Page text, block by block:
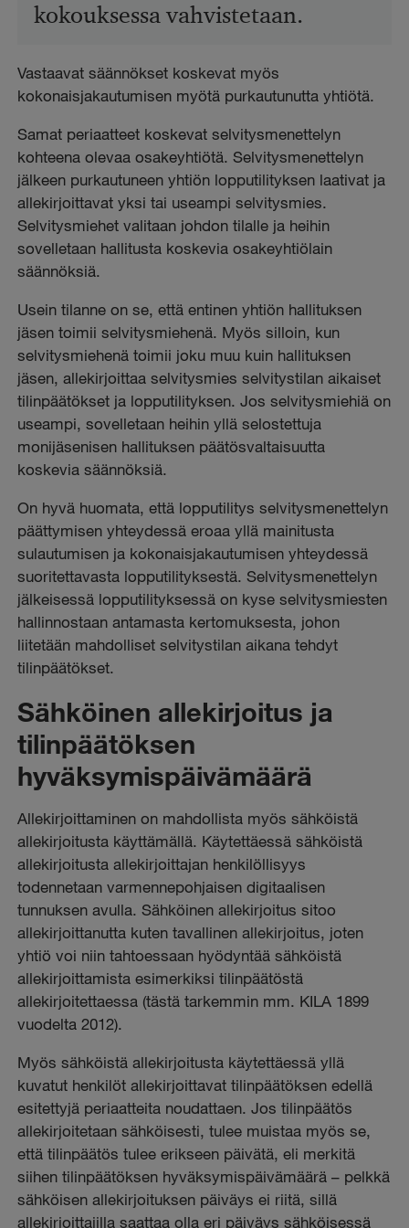
kokouksessa vahvistetaan.
Vastaavat säännökset koskevat myös
kokonaisjakautumisen myötä purkautunutta yhtiötä.
Samat periaatteet koskevat selvitysmenettelyn
kohteena olevaa osakeyhtiötä. Selvitysmenettelyn
jälkeen purkautuneen yhtiön lopputilityksen laativat ja
allekirjoittavat yksi tai useampi selvitysmies.
Selvitysmiehet valitaan johdon tilalle ja heihin
sovelletaan hallitusta koskevia osakeyhtiölain
säännöksiä.
Usein tilanne on se, että entinen yhtiön hallituksen
jäsen toimii selvitysmiehenä. Myös silloin, kun
selvitysmiehenä toimii joku muu kuin hallituksen
jäsen, allekirjoittaa selvitysmies selvitystilan aikaiset
tilinpäätökset ja lopputilityksen. Jos selvitysmiehiä on
useampi, sovelletaan heihin yllä selostettuja
monijäsenisen hallituksen päätösvaltaisuutta
koskevia säännöksiä.
On hyvä huomata, että lopputilitys selvitysmenettelyn
päättymisen yhteydessä eroaa yllä mainitusta
sulautumisen ja kokonaisjakautumisen yhteydessä
suoritettavasta lopputilityksestä. Selvitysmenettelyn
jälkeisessä lopputilityksessä on kyse selvitysmiesten
hallinnostaan antamasta kertomuksesta, johon
liitetään mahdolliset selvitystilan aikana tehdyt
tilinpäätökset.
Sähköinen allekirjoitus ja
tilinpäätöksen
hyväksymispäivämäärä
Allekirjoittaminen on mahdollista myös sähköistä
allekirjoitusta käyttämällä. Käytettäessä sähköistä
allekirjoitusta allekirjoittajan henkilöllisyys
todennetaan varmennepohjaisen digitaalisen
tunnuksen avulla. Sähköinen allekirjoitus sitoo
allekirjoittanutta kuten tavallinen allekirjoitus, joten
yhtiö voi niin tahtoessaan hyödyntää sähköistä
allekirjoittamista esimerkiksi tilinpäätöstä
allekirjoitettaessa (tästä tarkemmin mm. KILA 1899
vuodelta 2012).
Myös sähköistä allekirjoitusta käytettäessä yllä
kuvatut henkilöt allekirjoittavat tilinpäätöksen edellä
esitettyjä periaatteita noudattaen. Jos tilinpäätös
allekirjoitetaan sähköisesti, tulee muistaa myös se,
että tilinpäätös tulee erikseen päivätä, eli merkitä
siihen tilinpäätöksen hyväksymispäivämäärä – pelkkä
sähköisen allekirjoituksen päiväys ei riitä, sillä
allekirjoittajilla saattaa olla eri päiväys sähköisessä